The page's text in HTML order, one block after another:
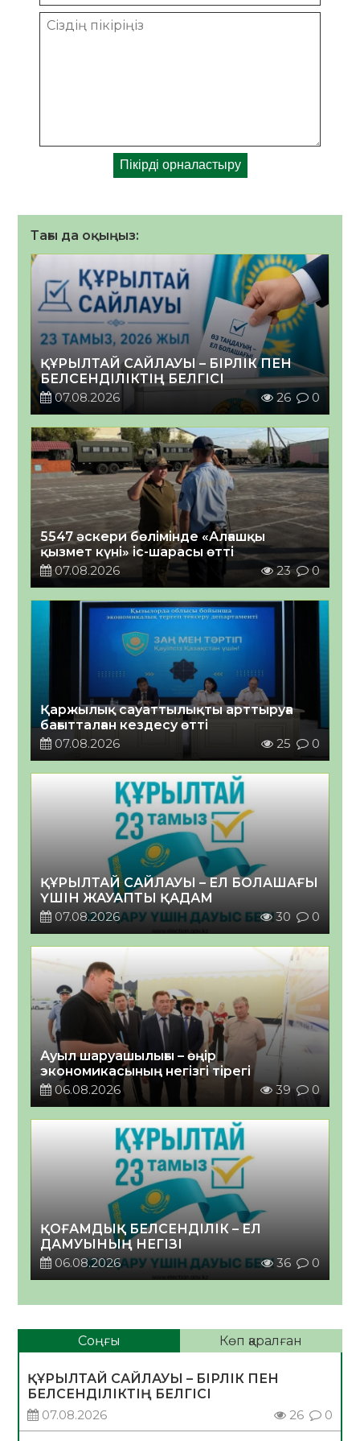
Тағы да оқыңыз:
ҚҰРЫЛТАЙ САЙЛАУЫ – БІРЛІК ПЕН
БЕЛСЕНДІЛІКТІҢ БЕЛГІСІ
07.08.2026
26 0
5547 әскери бөлімінде «Алғашқы
қызмет күні» іс-шарасы өтті
07.08.2026
23 0
Қаржылық сауаттылықты арттыруға
бағытталған кездесу өтті
07.08.2026
25 0
ҚҰРЫЛТАЙ САЙЛАУЫ – ЕЛ БОЛАШАҒЫ
ҮШІН ЖАУАПТЫ ҚАДАМ
07.08.2026
30 0
Ауыл шаруашылығы – өңір
экономикасының негізгі тірегі
06.08.2026
39 0
ҚОҒАМДЫҚ БЕЛСЕНДІЛІК – ЕЛ
ДАМУЫНЫҢ НЕГІЗІ
06.08.2026
36 0
Соңғы Көп қаралған
ҚҰРЫЛТАЙ САЙЛАУЫ – БІРЛІК ПЕН
БЕЛСЕНДІЛІКТІҢ БЕЛГІСІ
07.08.2026
26 0